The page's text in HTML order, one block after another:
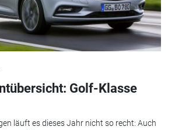
Golf-Klasse
läuft es dieses Jahr nicht so recht: Auch